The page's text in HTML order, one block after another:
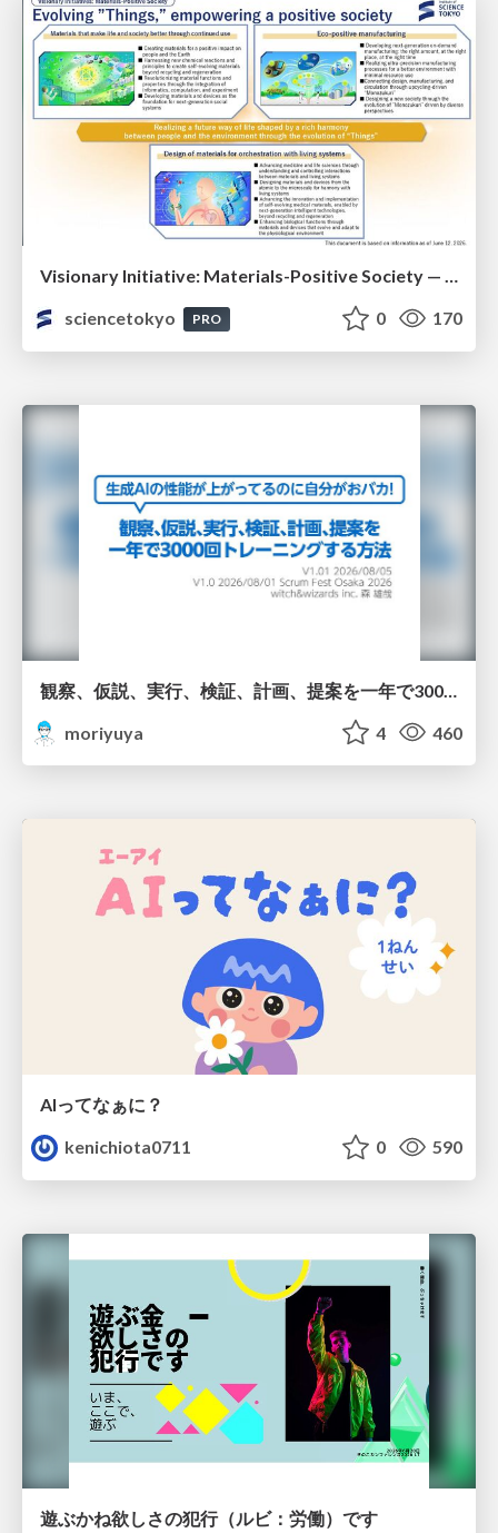
Visionary Initiative: Materials-Positive Society — Evolving “Things,” empowering a positive society | Science Tokyo
sciencetokyo
PRO 0 170
moriyuya
4 460
AIってなぁに？
kenichiota0711
0 590
遊ぶかね欲しさの犯行（ルビ：労働）です